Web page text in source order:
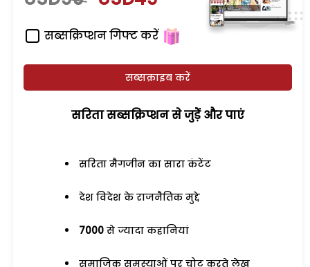
सब्सक्रिप्शन गिफ्ट करें
सब्सक्राइब करें
सरिता सब्सक्रिप्शन से जुड़ेें और पाएं
सरिता मैगजीन का सारा कंटेंट
देश विदेश के राजनैतिक मुद्दे
7000 से ज्यादा कहानियां
समाजिक समस्याओं पर चोट करते लेख